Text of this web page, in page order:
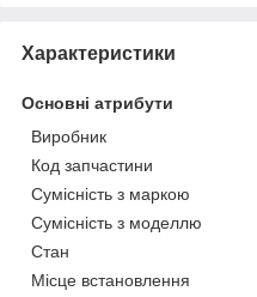
Характеристики
Основні атрибути
Виробник
Код запчастини
Сумісність з маркою
Сумісність з моделлю
Стан
Місце встановлення